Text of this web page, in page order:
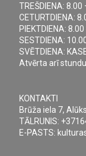
TREŠDIENA: 8.00
CETURTDIENA:
PIEKTDIENA:
SESTDIENA:
SVĒTDIENA:
Atvērta arī
KONTAKTI
Brūža iela 7,
TĀLRUNIS:
E-PASTS: